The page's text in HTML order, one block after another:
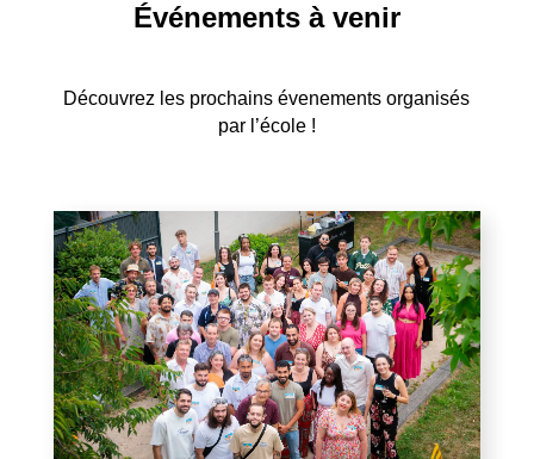
Événements à venir
Découvrez les prochains évenements organisés
par l’école !